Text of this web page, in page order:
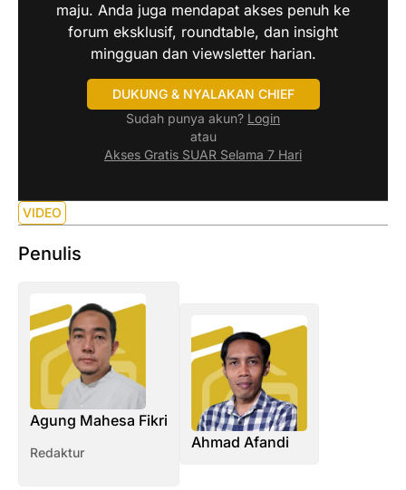
maju. Anda juga mendapat akses penuh ke
forum eksklusif, roundtable, dan insight
mingguan dan viewsletter harian.
DUKUNG & NYALAKAN CHIEF
Sudah punya akun? Login
atau
Akses Gratis SUAR Selama 7 Hari
VIDEO
Penulis
Agung Mahesa Fikri
Redaktur
Ahmad Afandi